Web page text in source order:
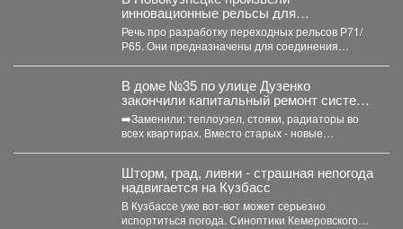
инновационные рельсы для
тяжеловесного движения
Речь про разработку переходных рельсов Р71/
Р65. Они предназначены для соединения
В доме №35 по улице Дузенко
закончили капитальный ремонт системы
отопления.
➡️Заменили: теплоузел, стояки, радиаторы во
всех квартирах. Вместо старых - новые
Шторм, град, ливни - страшная непогода
надвигается на Кузбасс
В Кузбассе уже вот-вот может серьезно
испортиться погода. Синоптики Кемеровского